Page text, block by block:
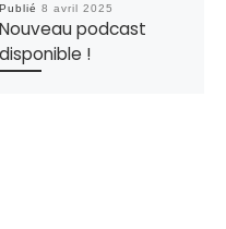
Publié8 avril 2025
Nouveau podcast
disponible !